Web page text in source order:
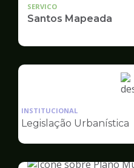
SERVICO
Santos Mapeada
INSTITUCIONAL
Legislação Urbanística